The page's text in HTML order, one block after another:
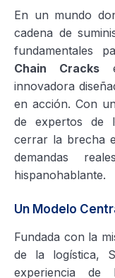
En un mundo
cadena de
fundamentales
Chain Cracks
innovadora
en acción. Con
de expertos de
cerrar la brecha
demandas
hispanohablante.
Un Modelo
Fundada con la
de la logística,
experiencia de